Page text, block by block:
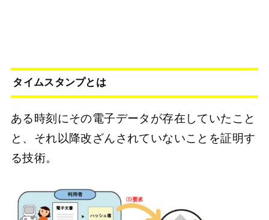
タイムスタンプとは
ある時刻にその電子データが存在していたこと
と、それ以降改ざんされていないことを証明す
る技術。